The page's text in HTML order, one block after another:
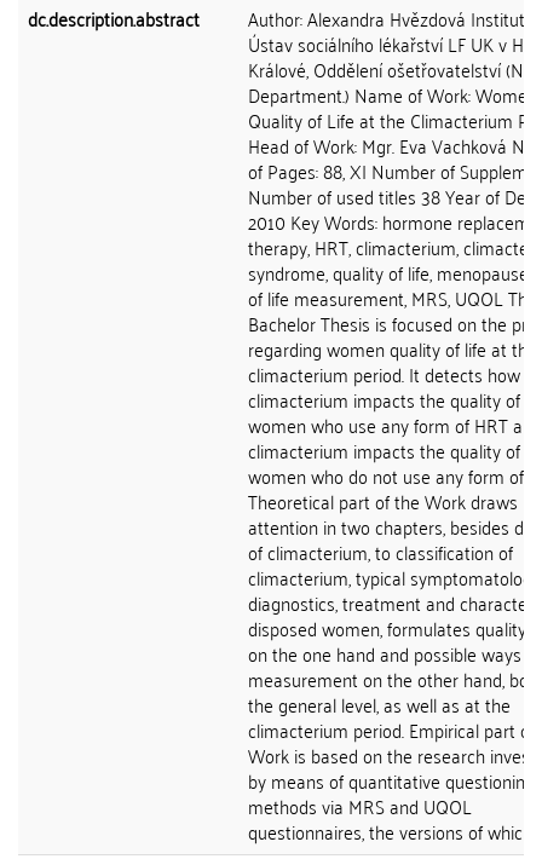
dc.description.abstract
Author: Alexandra Hvězdová
Ústav sociálního lékařství LF UK v
Králové, Oddělení ošetřovatelství
Department.) Name of Work: Women
Quality of Life at the Climacterium
Head of Work: Mgr. Eva Vachková
of Pages: 88, XI Number of
Number of used titles 38 Year of
2010 Key Words: hormone
therapy, HRT, climacterium,
syndrome, quality of life, menopause,
of life measurement, MRS, UQOL The
Bachelor Thesis is focused on the
regarding women quality of life at the
climacterium period. It detects how
climacterium impacts the quality of
women who use any form of HRT
climacterium impacts the quality of
women who do not use any form of
Theoretical part of the Work draws
attention in two chapters, besides
of climacterium, to classification of
climacterium, typical symptomatology,
diagnostics, treatment and
disposed women, formulates quality
on the one hand and possible ways
measurement on the other hand,
the general level, as well as at the
climacterium period. Empirical part
Work is based on the research
by means of quantitative questioning
methods via MRS and UQOL
questionnaires, the versions of which...